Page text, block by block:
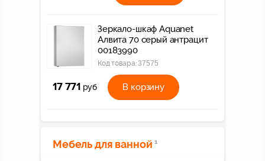
Зеркало-шкаф Aquanet
Алвита 70 серый антрацит
00183990
Код товара:37575
17 771 руб В корзину
Мебель для ванной 1